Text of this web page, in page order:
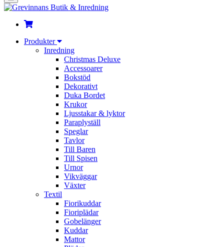
Produkter
Inredning
Christmas Deluxe
Accessoarer
Bokstöd
Dekorativt
Duka Bordet
Krukor
Ljusstakar & lyktor
Paraplyställ
Speglar
Tavlor
Till Baren
Till Spisen
Urnor
Vikväggar
Växter
Textil
Fiorikuddar
Fioriplädar
Gobelänger
Kuddar
Mattor